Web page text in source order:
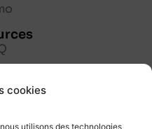
cookies
utilisons des technologies